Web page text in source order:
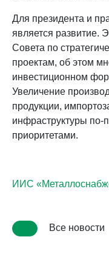
Для президента и
является развитие.
Совета по
проектам, об этом
инвестиционном
Увеличение
продукции,
инфраструктуры по-
приоритетами.
ИИС
Все новости